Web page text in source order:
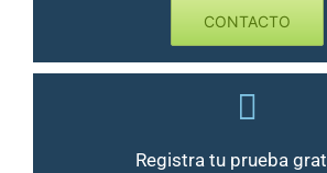
CONTACTO
Registra tu prueba